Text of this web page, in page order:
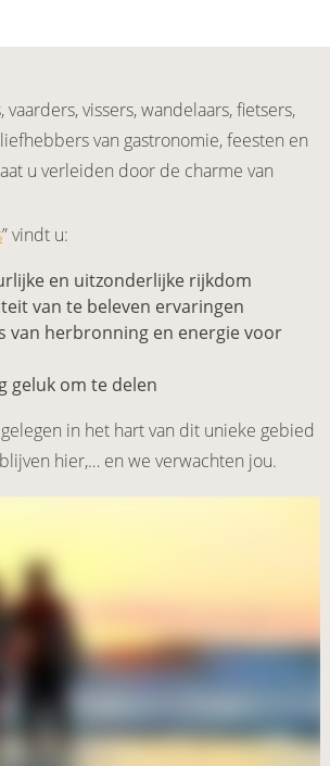
vissers, wandelaars, fietsers,
van gastronomie, feesten en
u verleiden door de charme van
” vindt u:
en uitzonderlijke rijkdom
van te beleven ervaringen
van herbronning en energie voor
geluk om te delen
in het hart van dit unieke gebied
hier,… en we verwachten jou.